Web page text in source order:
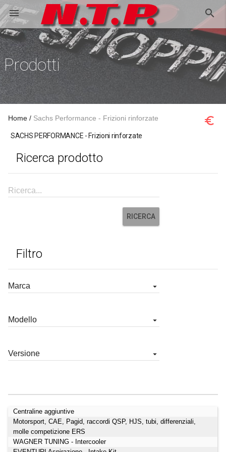
menu search
Prodotti
Home Sachs Performance - Frizioni rinforzate euro_symbol
Cataloghi
Centraline aggiuntive
Motorsport, CAE, Pagid, raccordi QSP, HJS, tubi, differenziali,
molle competizione ERS
WAGNER TUNING - Intercooler
SACHS PERFORMANCE - Frizioni rinforzate
Ricerca prodotto
Ricerca...
RICERCA
Filtro